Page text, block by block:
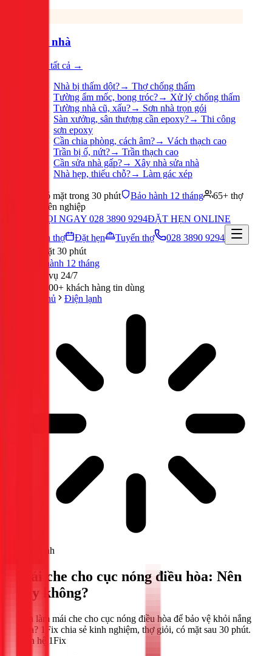
Sửa nhà
Xem tất cả →
Nhà bị thấm dột?→ Thợ chống thấm
Tường ẩm mốc, bong tróc?→ Xử lý chống thấm
Tường nhà cũ, xấu?→ Sơn nhà trọn gói
Sàn xưởng, sân thượng cần epoxy?→ Thi công
sơn epoxy
Cần chia phòng, cách âm?→ Vách thạch cao
Trần bị ố, nứt?→ Trần thạch cao
Cần sửa nhà gấp?→ Xây nhà sửa nhà
Nhà hẹp, thiếu chỗ?→ Làm gác xép
Có mặt trong 30 phút Bảo hành 12 tháng
65+ thợ
chuyên nghiệp
GỌI NGAY 028 3890 9294ĐẶT HẸN ONLINE
Tuyển thợ
Đặt hẹn Tuyển thợ
028 3890 9294
Có mặt 30 phút
Bảo hành 12 tháng
Phục vụ 24/7
300,000+ khách hàng tin dùng
Trang chủ
Điện lạnh
Điện lạnh
Mái che cho cục nóng điều hòa: Nên
hay không?
Nên làm mái che cho cục nóng điều hòa để bảo vệ khỏi nắng
mưa? 1Fix chia sẻ kinh nghiệm, thợ giỏi, có mặt sau 30 phút.
Liên hệ 1Fix